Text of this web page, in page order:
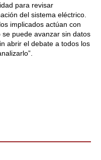
para revisar
del sistema eléctrico.
implicados actúan con
puede avanzar sin datos
abrir el debate a todos los